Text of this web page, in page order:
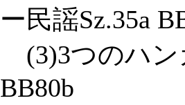
ー民謡Sz.35a
(3)3つのハン
BB80b